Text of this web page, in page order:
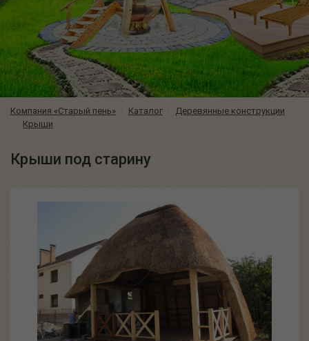
Компания «Старый пень» Каталог
Деревянные конструкции
Крыши
Крыши под старину